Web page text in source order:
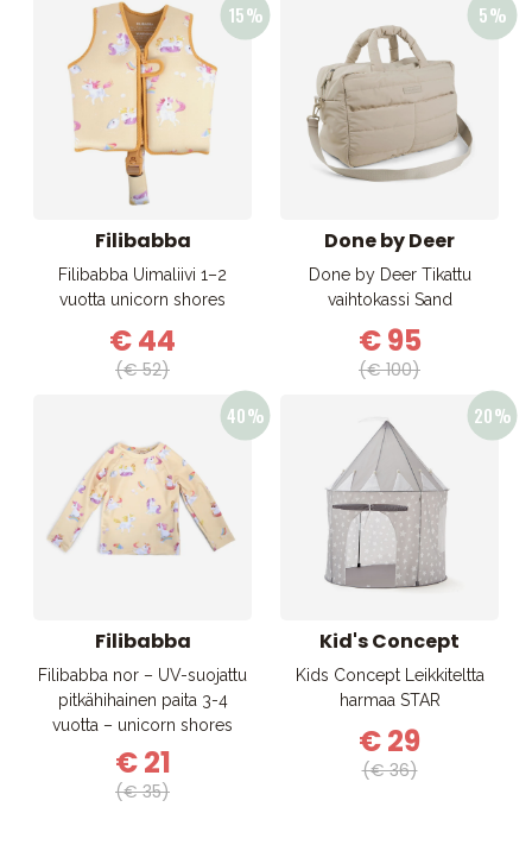
Filibabba
Filibabba Uimaliivi 1–2
vuotta unicorn shores
€ 44
(€ 52)
Done by Deer
Done by Deer Tikattu
vaihtokassi Sand
€ 95
(€ 100)
Filibabba
Filibabba nor – UV-suojattu
pitkähihainen paita 3-4
vuotta – unicorn shores
€ 21
(€ 35)
Kid's Concept
Kids Concept Leikkiteltta
harmaa STAR
€ 29
(€ 36)